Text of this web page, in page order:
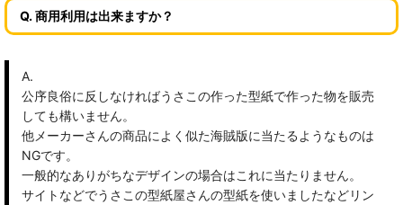
Q. 商用利用は出来ますか？
A.
公序良俗に反しなければうさこの作った型紙で作った物を販売
しても構いません。
他メーカーさんの商品によく似た海賊版に当たるようなものは
NGです。
一般的なありがちなデザインの場合はこれに当たりません。
サイトなどでうさこの型紙屋さんの型紙を使いましたなどリン